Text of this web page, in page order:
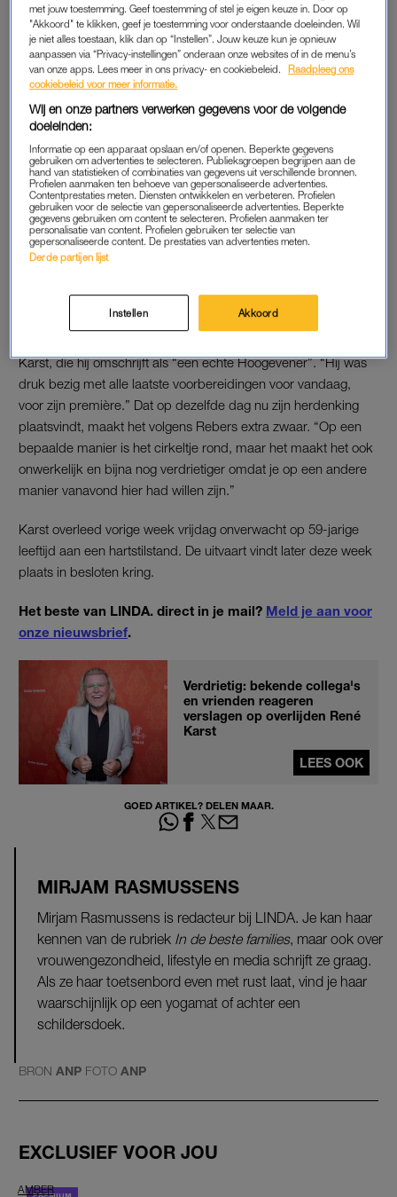
de familie”, laat hij weten.
Het publiek kon tot 19.00 uur in het theater langskomen om
een laatste groet te brengen. Woensdagavond vindt een
besloten herdenking plaats voor genodigden. Zijn zus
Karst zal naar verwachting een nummer zingen, vertelt Rebers.
Dochter René Karst herdenkt
haar vader: 'Verdoofd en
dronken van tranen'
LEES OOK
HERDENKING
Karst, die hij omschrijft als “een echte Hoogevener”. “Hij was
druk bezig met alle laatste voorbereidingen voor vandaag,
voor zijn première.” Dat op dezelfde dag nu zijn herdenking
plaatsvindt, maakt het volgens Rebers extra zwaar. “Op een
bepaalde manier is het cirkeltje rond, maar het maakt het ook
onwerkelijk en bijna nog verdrietiger omdat je op een andere
manier vanavond hier had willen zijn.”
Karst overleed vorige week vrijdag onverwacht op 59-jarige
leeftijd aan een hartstilstand. De uitvaart vindt later deze week
plaats in besloten kring.
Het beste van LINDA. direct in je mail? Meld je aan voor
onze nieuwsbrief.
Verdrietig: bekende collega's
en vrienden reageren
verslagen op overlijden René
Karst
LEES OOK
GOED ARTIKEL? DELEN MAAR.
MIRJAM RASMUSSENS
Mirjam Rasmussens is redacteur bij LINDA. Je kan haar
kennen van de rubriek In de beste families, maar ook over
vrouwengezondheid, lifestyle en media schrijft ze graag.
Als ze haar toetsenbord even met rust laat, vind je haar
waarschijnlijk op een yogamat of achter een
schildersdoek.
BRON ANP FOTO ANP
EXCLUSIEF VOOR JOU
AMBER
met jouw toestemming. Geef toestemming of stel je eigen keuze in. Door op
"Akkoord" te klikken, geef je toestemming voor onderstaande doeleinden. Wil
je niet alles toestaan, klik dan op “Instellen”. Jouw keuze kun je opnieuw
aanpassen via “Privacy-instellingen” onderaan onze websites of in de menu’s
van onze apps. Lees meer in ons privacy- en cookiebeleid.
Raadpleeg ons
cookiebeleid voor meer informatie.
Wij en onze partners verwerken gegevens voor de volgende
doeleinden:
Informatie op een apparaat opslaan en/of openen. Beperkte gegevens
gebruiken om advertenties te selecteren. Publieksgroepen begrijpen aan de
hand van statistieken of combinaties van gegevens uit verschillende bronnen.
Profielen aanmaken ten behoeve van gepersonaliseerde advertenties.
Contentprestaties meten. Diensten ontwikkelen en verbeteren. Profielen
gebruiken voor de selectie van gepersonaliseerde advertenties. Beperkte
gegevens gebruiken om content te selecteren. Profielen aanmaken ter
personalisatie van content. Profielen gebruiken ter selectie van
gepersonaliseerde content. De prestaties van advertenties meten.
Derde partijen lijst
Instellen Akkoord